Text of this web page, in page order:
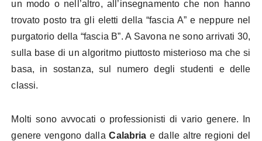
un modo o nell’altro, all’insegnamento che non hanno
trovato posto tra gli eletti della “fascia A” e neppure nel
purgatorio della “fascia B”. A Savona ne sono arrivati 30,
sulla base di un algoritmo piuttosto misterioso ma che si
basa, in sostanza, sul numero degli studenti e delle
classi.
Molti sono avvocati o professionisti di vario genere. In
genere vengono dallaCalabria e dalle altre regioni del